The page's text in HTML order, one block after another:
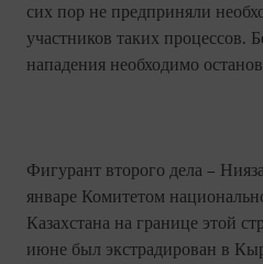
сих пор не предприняли
участников таких процессов.
нападения необходимо
Фигурант второго дела –
январе Комитетом
Казахстана на границе этой
июне был экстрадирован в